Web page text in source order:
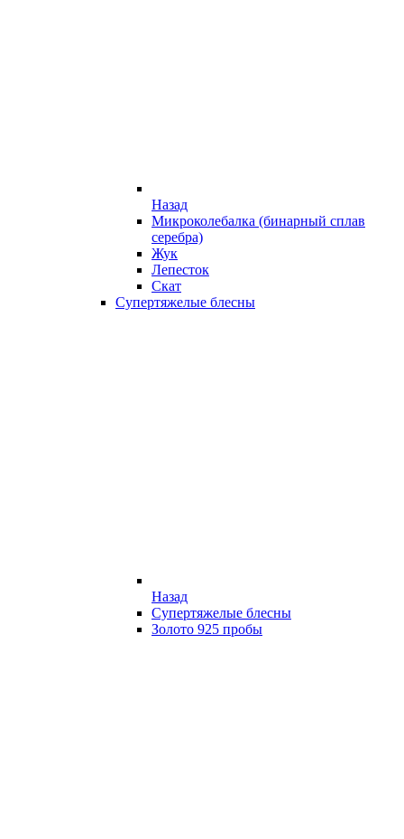
Назад
Микроколебалка (бинарный сплав
серебра)
Жук
Лепесток
Скат
Супертяжелые блесны
Назад
Супертяжелые блесны
Золото 925 пробы